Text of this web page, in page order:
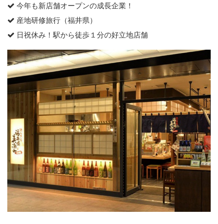
今年も新店舗オープンの成長企業！
産地研修旅行（福井県）
日祝休み！駅から徒歩１分の好立地店舗